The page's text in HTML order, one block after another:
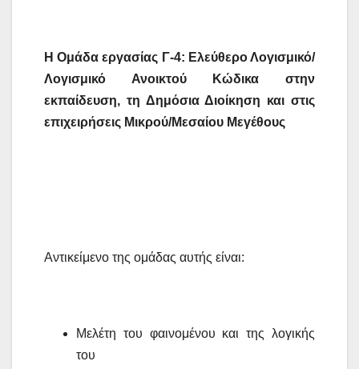
Η Ομάδα εργασίας Γ-4: Ελεύθερο Λογισμικό/
Λογισμικό Ανοικτού Κώδικα στην
εκπαίδευση, τη Δημόσια Διοίκηση και στις
επιχειρήσεις Μικρού/Μεσαίου Μεγέθους
Αντικείμενο της ομάδας αυτής είναι:
Μελέτη του φαινομένου και της λογικής
του